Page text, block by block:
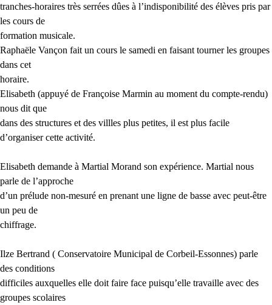
tranches-horaires très serrées dûes à l’indisponibilité des élèves pris par
les cours de
formation musicale.
Raphaële Vançon fait un cours le samedi en faisant tourner les groupes
dans cet
horaire.
Elisabeth (appuyé de Françoise Marmin au moment du compte-rendu)
nous dit que
dans des structures et des villles plus petites, il est plus facile
d’organiser cette activité.
Elisabeth demande à Martial Morand son expérience. Martial nous
parle de l’approche
d’un prélude non-mesuré en prenant une ligne de basse avec peut-être
un peu de
chiffrage.
Ilze Bertrand ( Conservatoire Municipal de Corbeil-Essonnes) parle
des conditions
difficiles auxquelles elle doit faire face puisqu’elle travaille avec des
groupes scolaires